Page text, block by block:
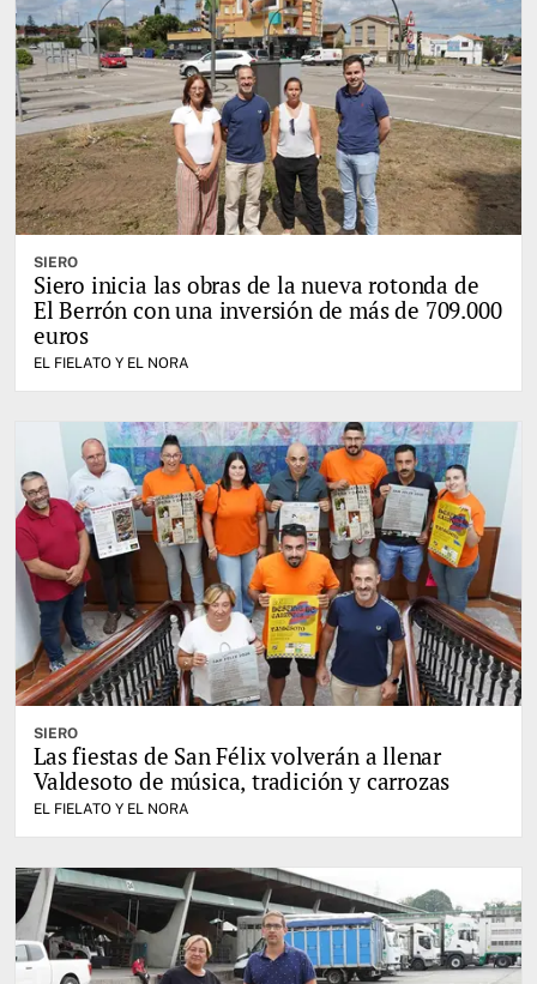
SIERO
Siero inicia las obras de la nueva rotonda de
El Berrón con una inversión de más de 709.000
euros
EL FIELATO Y EL NORA
SIERO
Las fiestas de San Félix volverán a llenar
Valdesoto de música, tradición y carrozas
EL FIELATO Y EL NORA